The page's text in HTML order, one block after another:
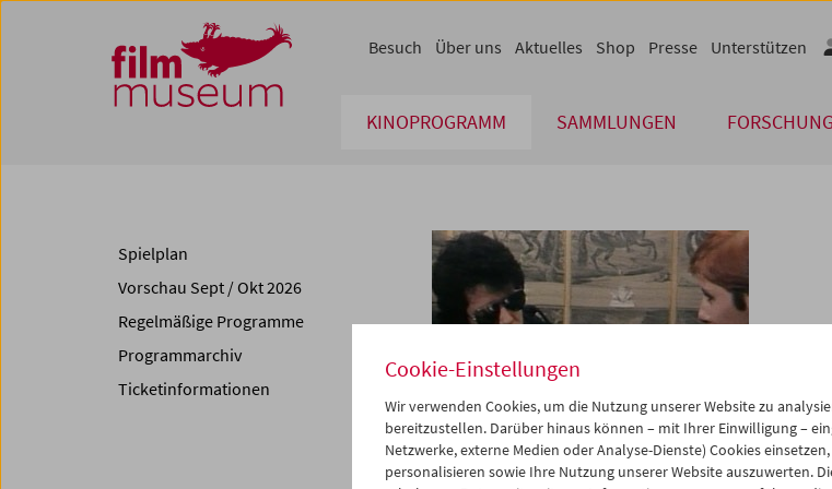
Zum Inhalt
Zum Hauptmenü
Zur Servicenavigation
Zum Suche
KINOPROGRAMM SAMMLUNGEN
Besuch Über uns Aktuelles Shop Presse Unterstützen
Spielplan
Vorschau Sept / Okt 2026
Regelmäßige Programme
Programmarchiv
Ticketinformationen
Cookie-Einstellungen
Wir verwenden Cookies, um die Nutzung unserer Website zu
bereitzustellen. Darüber hinaus können – mit Ihrer Einwilligung –
Netzwerke, externe Medien oder Analyse-Dienste) Cookies
personalisieren sowie Ihre Nutzung unserer Website auszuwerten.